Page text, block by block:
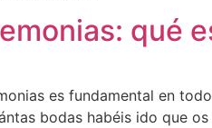
qué
es fundamental en
bodas habéis ido que